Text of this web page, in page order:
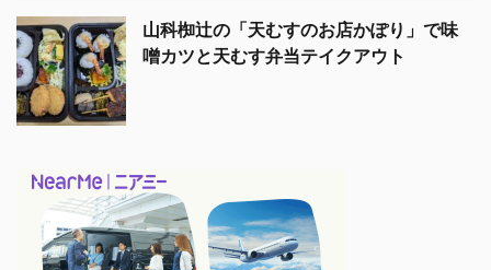
山科椥辻の「天むすのお店かぽり」で味
噌カツと天むす弁当テイクアウト